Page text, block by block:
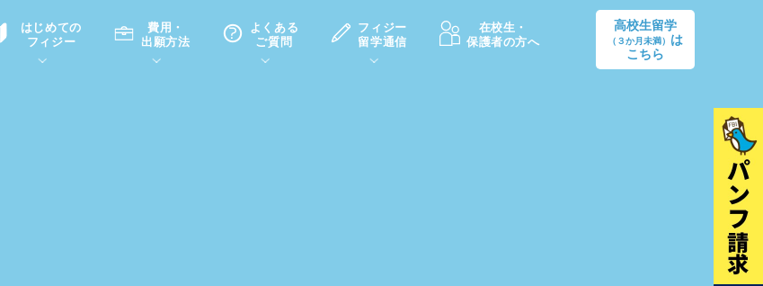
はじめての
フィジー
費用・
出願方法
よくある
ご質問
フィジー
留学通信
在校生・
保護者の方へ
高校生留学
（３か月未満）
は
こちら